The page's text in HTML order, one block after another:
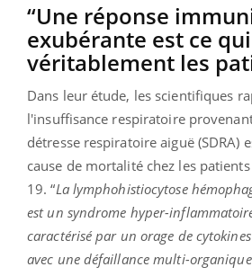
“Une réponse
exubérante est ce
véritablement les
Dans leur étude, les scientifiques
l'insuffisance respiratoire
détresse respiratoire aiguë (SDRA)
cause de mortalité chez les
19. “La lymphohistiocytose
est un syndrome hyper-
caractérisé par un orage de
avec une défaillance multi-